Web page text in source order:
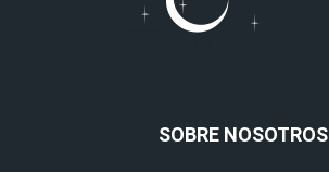
SOBRE NOSOTROS